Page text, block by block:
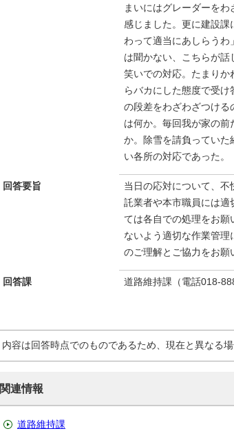
まいにはグレーダーを
感じました。更に建設課
わって適当にあしらうわ
は聞かない、こちらが
笑いでの対応。たまりか
らバカにした態度で受
の段差をわざわざつける
は何か。毎回我が家の
か。除雪を請負っていた
い各所の対応であった。
回答要旨
当日の応対について、
託業者や本市職員には適
ては各自での処理をお願
ないよう適切な作業管
のご理解とご協力をお願
回答課 道路維持課（電話018-
内容は回答時点でのものであるため、現在と異なる場
関連情報
道路維持課